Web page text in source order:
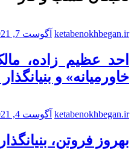
ketabenokhbegan.ir آگوست 7, 2021
احد عظیم زاده،
خاورمیانه» و
ketabenokhbegan.ir آگوست 4, 2021
بهروز فروتن،